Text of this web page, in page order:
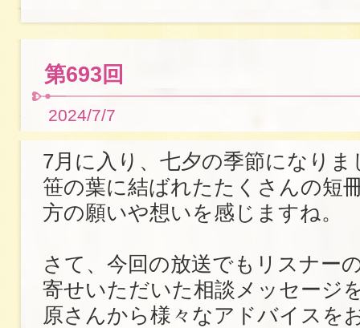
第693回
2024/7/7
7月に入り、七夕の季節になりま
笹の葉に結ばれたたくさんの短
方の願いや想いを感じますね。
さて、今回の放送でもリスナー
寄せいただいた相談メッセージ
原さんから様々なアドバイスを